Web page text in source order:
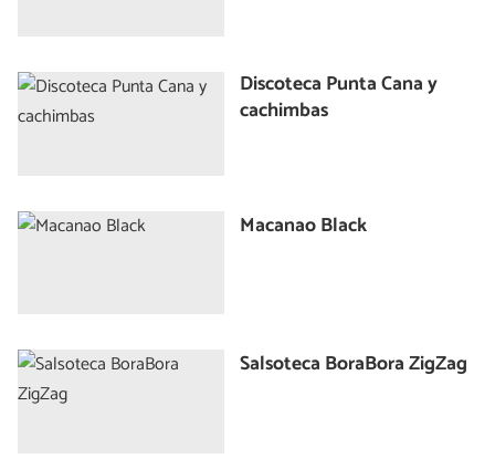
Discoteca Punta Cana y
cachimbas
Macanao Black
Salsoteca BoraBora ZigZag